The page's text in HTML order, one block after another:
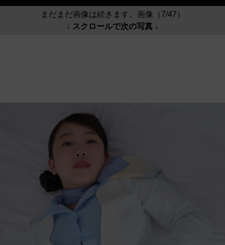
まだまだ画像は続きます。画像（7/47）
↓ スクロールで次の写真 ↓